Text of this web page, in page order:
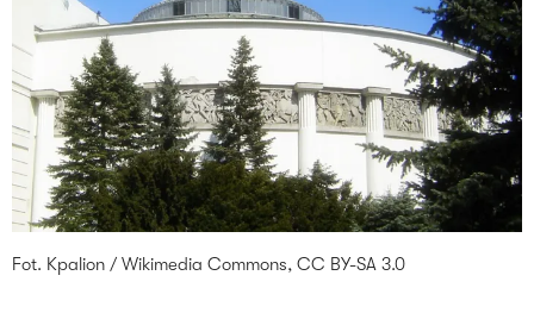
wyślij brief
Fot. Kpalion / Wikimedia Commons, CC BY-SA 3.0